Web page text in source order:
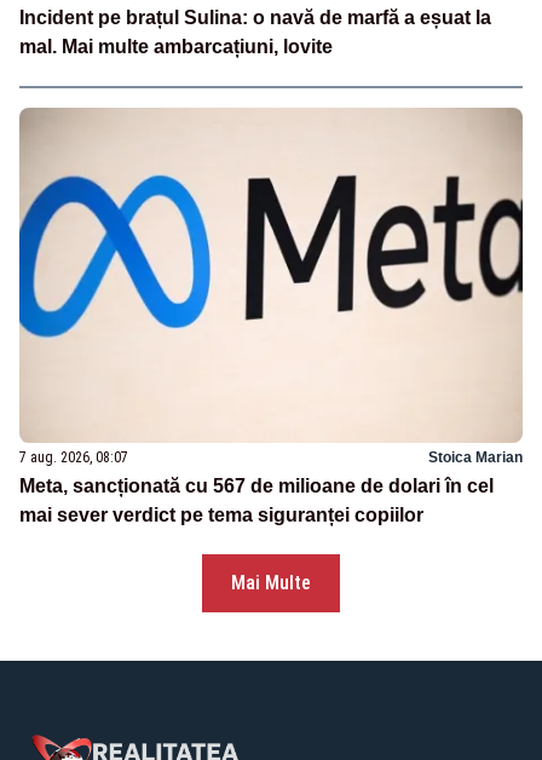
Incident pe brațul Sulina: o navă de marfă a eșuat la
mal. Mai multe ambarcațiuni, lovite
7 aug. 2026, 08:07 Stoica Marian
Meta, sancționată cu 567 de milioane de dolari în cel
mai sever verdict pe tema siguranței copiilor
Mai Multe